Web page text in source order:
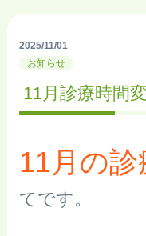
2025/11/01
お知らせ
11月診療時間
11月 の診
てです。